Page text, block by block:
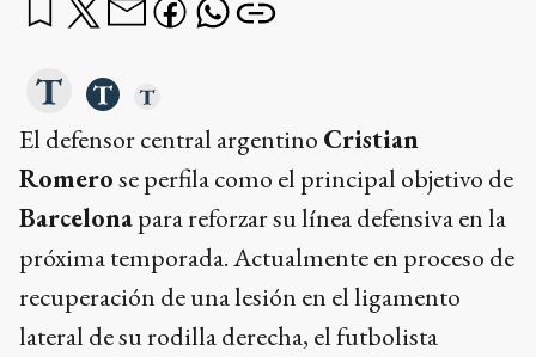
El defensor central argentino Cristian
Romerose perfila como el principal objetivo de
Barcelonapara reforzar su línea defensiva en la
próxima temporada. Actualmente en proceso de
recuperación de una lesión en el ligamento
lateral de su rodilla derecha, el futbolista